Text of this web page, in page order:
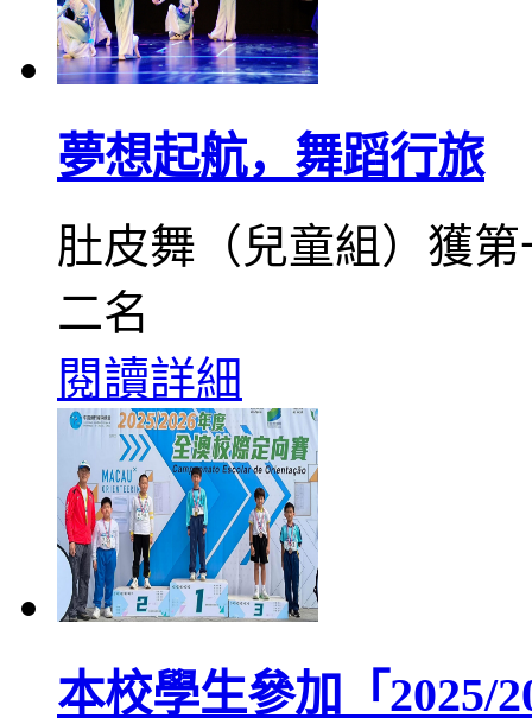
夢想起航，舞蹈行旅
肚皮舞（兒童組）獲
二名
閱讀詳細
本校學生參加「2025/